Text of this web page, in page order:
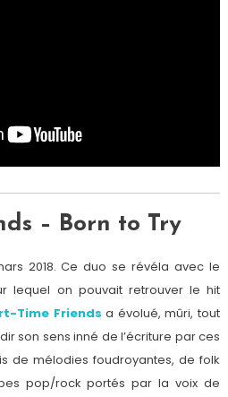
– Born to Try
2018. Ce duo se révéla avec le
lequel on pouvait retrouver le hit
Time Friends a évolué, mûri, tout
son sens inné de l’écriture par ces
de mélodies foudroyantes, de folk
pop/rock portés par la voix de